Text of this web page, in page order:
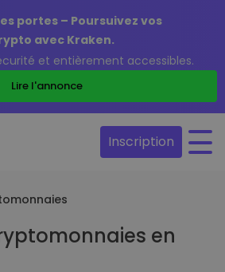
portes – Poursuivez vos
avec Kraken.
et entièrement accessibles.
Lire l'annonce
Inscription
en